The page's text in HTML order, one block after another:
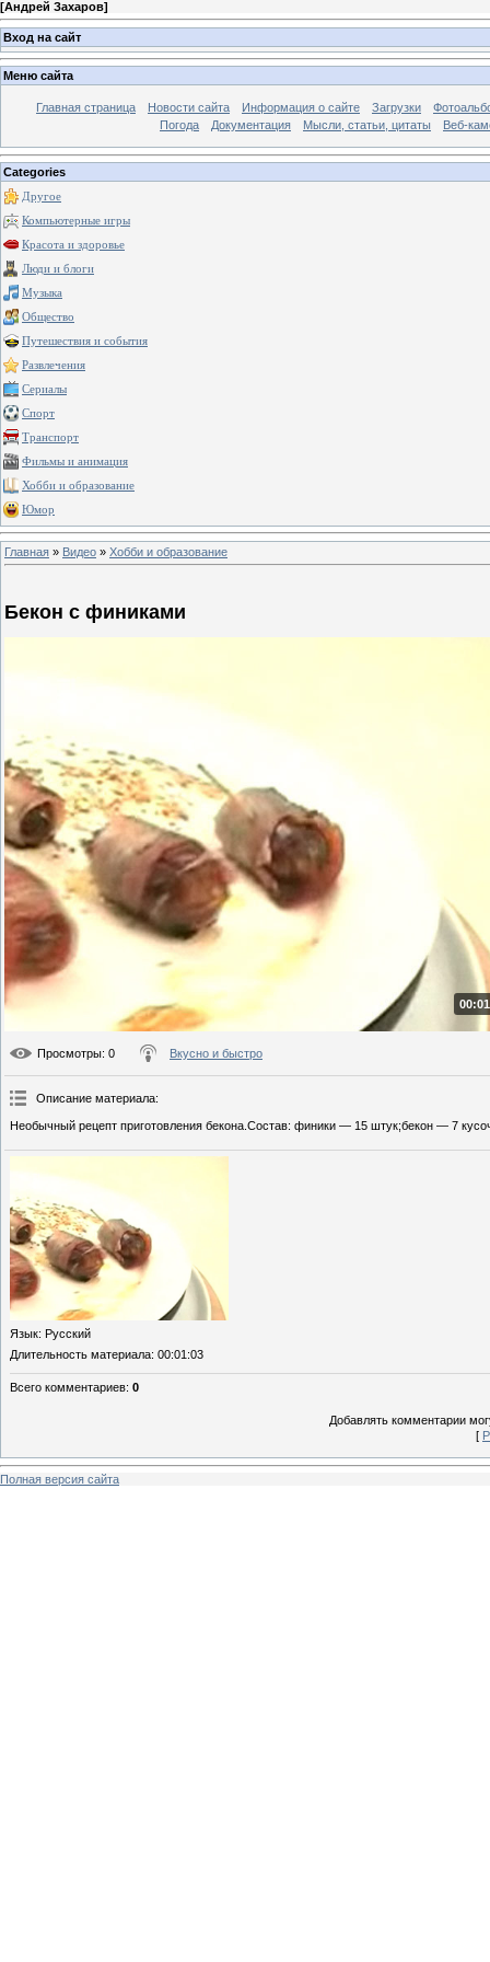
[Андрей Захаров]
Вход на сайт
Меню сайта
Главная страница Новости сайта Информация о сайте Загрузки
Погода
Документация Мысли, статьи, цитаты Веб-
Categories
Другое
Компьютерные игры
Красота и здоровье
Люди и блоги
Музыка
Общество
Путешествия и события
Развлечения
Сериалы
Спорт
Транспорт
Фильмы и анимация
Хобби и образование
Юмор
Главная » Видео » Хобби и образование
Бекон с финиками
Просмотры: 0 Вкусно и быстро
Описание материала:
Необычный рецепт приготовления бекона.Состав: финики — 15 штук;бекон — 7
Язык: Русский
Длительность материала: 00:01:03
Всего комментариев: 0
Добавлять комментарии
[
Полная версия сайта